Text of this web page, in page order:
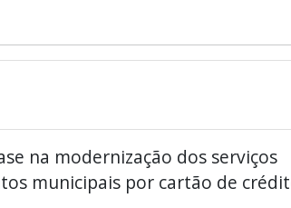
na modernização dos serviços
municipais por cartão de